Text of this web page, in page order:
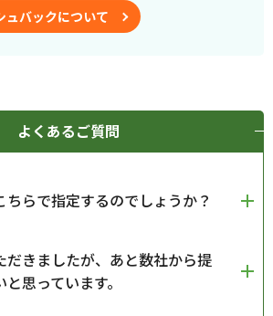
ュバックについて
よくあるご質問
ちらで指定するのでしょうか？
だきましたが、あと数社から提
思っています。